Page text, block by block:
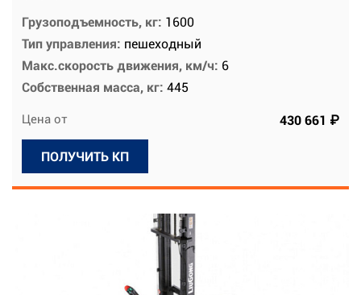
Грузоподъемность, кг: 1600
Тип управления: пешеходный
Макс.скорость движения, км/ч: 6
Собственная масса, кг: 445
Цена от 430 661 ₽
ПОЛУЧИТЬ КП